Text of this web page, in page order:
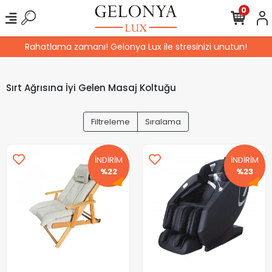
Rahatlama zamanı! Gelonya Lux ile stresinizi unutun!
0
Sırt Ağrısına İyi Gelen Masaj Koltuğu
Filtreleme Sıralama
İNDİRİM
%22
İNDİRİM
%23